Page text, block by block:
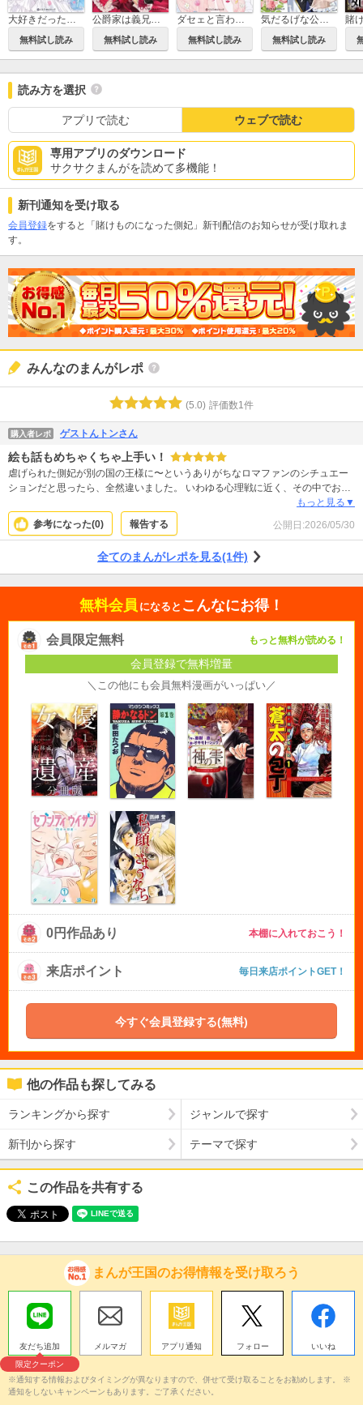
大好きだった婚約者に魅了の魔法のせいで婚約破棄されました。
無料試し読み
公爵家は義兄が継げばいい ～ポンコツ令嬢の悪女計画～
無料試し読み
ダセェと言われた令嬢の華麗なる変身
無料試し読み
気だるげな公爵令息が変わった理由。
無料試し読み
読み方を選択
アプリで読む ウェブで読む
専用アプリのダウンロード
サクサクまんがを読めて多機能！
新刊通知を受け取る
会員登録をすると「賭けものになった側妃」新刊配信のお知らせが受け取れま
す。
みんなのまんがレポ
(5.0) 評価数1件
購入者レポ ゲストんトンさん
絵も話もめちゃくちゃ上手い！
虐げられた側妃が別の国の王様に〜というありがちなロマファンのシチュエー
ションだと思ったら、全然違いました。 いわゆる心理戦に近く、その中でお互
いが近づいていくようでそれぞれの真意は明らかにならないというとても気に
なる展開でした。 しかも絵がむちゃくちゃ上手い！綺麗＆かっこいい中に色気
があり、登場人物全てが魅力的。 次巻が楽しみです。
もっと見る▼
参考になった(0) 報告する 公開日:2026/05/30
全てのまんがレポを見る(1件)
無料会員 になると こんなにお得！
会員限定無料 もっと無料が読める！
会員登録で無料増量
＼この他にも会員無料漫画がいっぱい／
0円作品あり 本棚に入れておこう！
来店ポイント 毎日来店ポイントGET！
今すぐ会員登録する(無料)
他の作品も探してみる
ランキングから探す ジャンルで探す
新刊から探す テーマで探す
この作品を共有する
まんが王国のお得情報を受け取ろう
友だち追加
限定クーポン
メルマガ アプリ通知 フォロー いいね
※通知する情報およびタイミングが異なりますので、併せて受け取ることをお勧めします。 ※
通知をしないキャンペーンもあります。ご了承ください。